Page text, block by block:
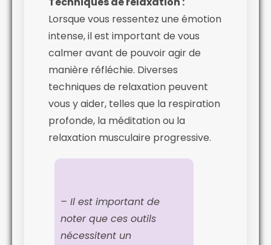
Lorsque vous ressentez une émotion
intense, il est important de vous
calmer avant de pouvoir agir de
manière réfléchie. Diverses
techniques de relaxation peuvent
vous y aider, telles que la respiration
profonde, la méditation ou la
relaxation musculaire progressive.
– Il est important de
noter que ces outils
nécessitent un